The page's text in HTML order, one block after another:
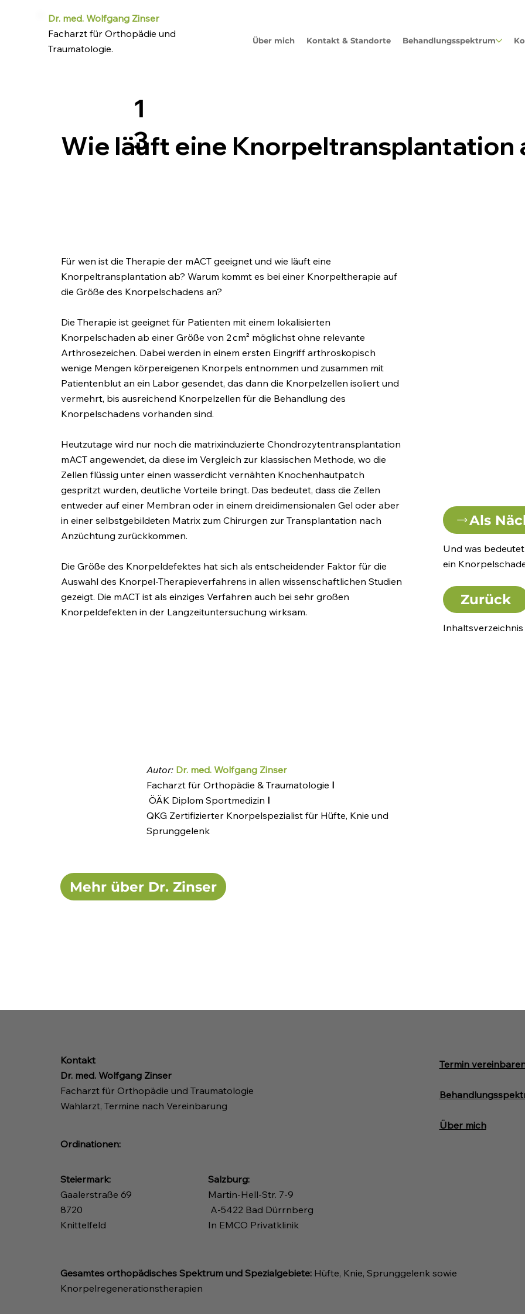
Dr. med. Wolfgang Zinser
Facharzt für Orthopädie und
Traumatologie.
Über mich Kontakt & Standorte Behandlungsspektrum
Als
Und was
ein
Zurück
Inhaltsverzeichnis
Wie läuft eine Knorpeltransplantation
Für wen ist die Therapie der mACT geeignet und wie läuft eine
Knorpeltransplantation ab? Warum kommt es bei einer Knorpeltherapie auf
die Größe des Knorpelschadens an?
Die Therapie ist geeignet für Patienten mit einem lokalisierten
Knorpelschaden ab einer Größe von 2 cm² möglichst ohne relevante
Arthrosezeichen. Dabei werden in einem ersten Eingriff arthroskopisch
wenige Mengen körpereigenen Knorpels entnommen und zusammen mit
Patientenblut an ein Labor gesendet, das dann die Knorpelzellen isoliert und
vermehrt, bis ausreichend Knorpelzellen für die Behandlung des
Knorpelschadens vorhanden sind.
Heutzutage wird nur noch die matrixinduzierte Chondrozytentransplantation
mACT angewendet, da diese im Vergleich zur klassischen Methode, wo die
Zellen flüssig unter einen wasserdicht vernähten Knochenhautpatch
gespritzt wurden, deutliche Vorteile bringt. Das bedeutet, dass die Zellen
entweder auf einer Membran oder in einem dreidimensionalen Gel oder aber
in einer selbstgebildeten Matrix zum Chirurgen zur Transplantation nach
Anzüchtung zurückkommen.
Die Größe des Knorpeldefektes hat sich als entscheidender Faktor für die
Auswahl des Knorpel-Therapieverfahrens in allen wissenschaftlichen Studien
gezeigt. Die mACT ist als einziges Verfahren auch bei sehr großen
Knorpeldefekten in der Langzeituntersuchung wirksam.
Mehr über Dr. Zinser
1
3
Autor: Dr. med. Wolfgang Zinser
Facharzt für Orthopädie & Traumatologie I
ÖÄK Diplom Sportmedizin I
QKG Zertifizierter Knorpelspezialist für Hüfte, Knie und
Sprunggelenk
Kontakt
Dr. med. Wolfgang Zinser
Facharzt für Orthopädie und Traumatologie
Wahlarzt, Termine nach Vereinbarung
Termin
Über mich
Ordinationen:
Steiermark:
Gaalerstraße 69
8720
Knittelfeld
Salzburg:
Martin-Hell-Str. 7-9
A-5422 Bad Dürrnberg
In EMCO Privatklinik
Gesamtes orthopädisches Spektrum und Spezialgebiete: Hüfte, Knie, Sprunggelenk sowie
Knorpelregenerationstherapien